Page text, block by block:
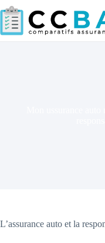
Passer
au
contenu
L’assurance auto et la